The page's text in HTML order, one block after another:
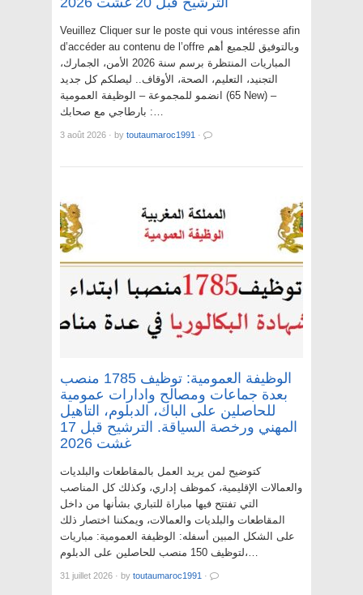
Veuillez Cliquer sur le poste qui vous intéresse afin
d’accéder au contenu de l’offre وبالتوفيق للجميع أهم
المباريات المنتظرة برسم سنة 2026 الأمن، الجمارك،
التجنيد، التعليم، الصحة، الأوقاف.. ليصلكم كل جديد
انضمو للمجموعة – الوظيفة العمومية (65 New) –
بارطاجي مع صحابك :…
3 août 2026 · by toutaumaroc1991 ·
الوظيفة العمومية: توظيف 1785 منصب
بعدة جماعات ومصالح وادارات عمومية
للحاصلين على الباك، الدبلوم، التاهيل
المهني ورخصة السياقة. الترشيح قبل 17
غشت 2026
كتوضيح لمن يريد العمل بالمقاطعات والبلديات
والعمالات الإقليمية، كموظف إداري، وكذلك كل المناصب
التي تفتتح فيها مباراة للتباري بشأنها من داخل
المقاطعات والبلديات والعمالات، ويمكننا اختصار ذلك
على الشكل المبين أسفله: الوظيفة العمومية: مباريات
لتوظيف 150 منصب للحاصلين على الدبلوم،…
31 juillet 2026 · by toutaumaroc1991 ·